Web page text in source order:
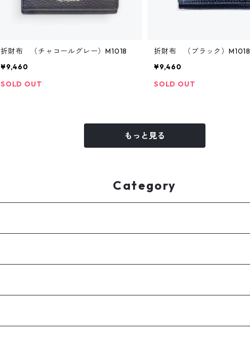
折財布 （チャコールグレー）M1018
¥9,460
SOLD OUT
折財布 （ブラック）M1018
¥9,460
SOLD OUT
もっと見る
Category